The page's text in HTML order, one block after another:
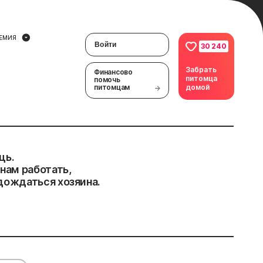
Войти
Финансово
помочь
питомцам
30 240
Забрать
питомца
домой
работать,
хозяина.